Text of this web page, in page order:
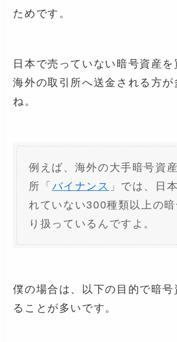
ためです。
日本で売っていない暗号資産を
海外の取引所へ送金される方が
ね。
例えば、海外の大手暗号資産
所「 バイナンス 」では、日
れていない300種類以上の
り扱っているんですよ。
僕の場合は、以下の目的で暗号
ることが多いです。